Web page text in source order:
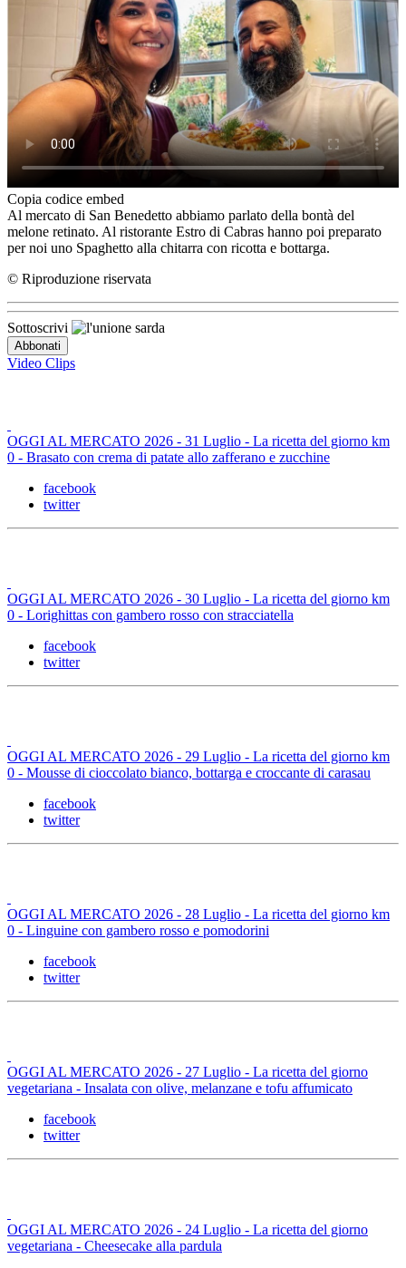
Copia codice embed
Al mercato di San Benedetto abbiamo parlato della bontà del
melone retinato. Al ristorante Estro di Cabras hanno poi preparato
per noi uno Spaghetto alla chitarra con ricotta e bottarga.
© Riproduzione riservata
Sottoscrivi
Video Clips
OGGI AL MERCATO 2026 - 31 Luglio - La ricetta del giorno km
0 - Brasato con crema di patate allo zafferano e zucchine
facebook
twitter
OGGI AL MERCATO 2026 - 30 Luglio - La ricetta del giorno km
0 - Lorighittas con gambero rosso con stracciatella
facebook
twitter
OGGI AL MERCATO 2026 - 29 Luglio - La ricetta del giorno km
0 - Mousse di cioccolato bianco, bottarga e croccante di carasau
facebook
twitter
OGGI AL MERCATO 2026 - 28 Luglio - La ricetta del giorno km
0 - Linguine con gambero rosso e pomodorini
facebook
twitter
OGGI AL MERCATO 2026 - 27 Luglio - La ricetta del giorno
vegetariana - Insalata con olive, melanzane e tofu affumicato
facebook
twitter
OGGI AL MERCATO 2026 - 24 Luglio - La ricetta del giorno
vegetariana - Cheesecake alla pardula